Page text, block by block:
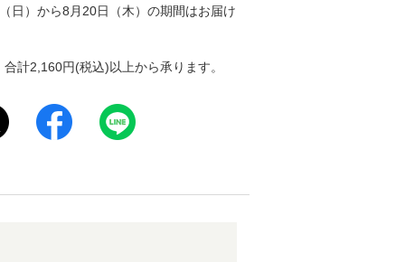
日）から8月20日（木）の期間はお届け
計2,160円(税込)以上から承ります。